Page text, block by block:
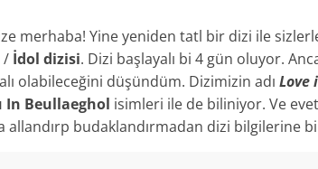
merhaba! Yine yeniden tatl bir dizi ile
/ İdol dizisi. Dizi başlayalı bi 4 gün oluyor.
olabileceğini düşündüm. Dizimizin adı Love
In Beullaeghol isimleri ile de biliniyor. Ve
allandırp budaklandırmadan dizi bilgilerine